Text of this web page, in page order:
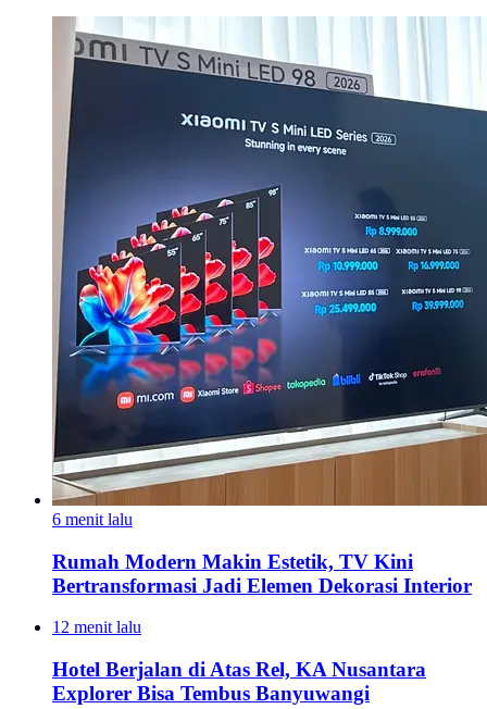
6 menit lalu
Rumah Modern Makin Estetik, TV Kini
Bertransformasi Jadi Elemen Dekorasi Interior
12 menit lalu
Hotel Berjalan di Atas Rel, KA Nusantara
Explorer Bisa Tembus Banyuwangi